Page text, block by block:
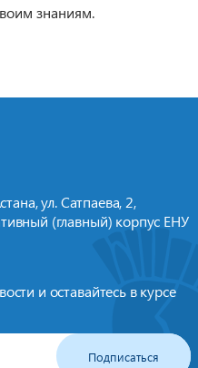
знаниям.
ул. Сатпаева, 2,
(главный) корпус ЕНУ
и оставайтесь в курсе
Подписаться